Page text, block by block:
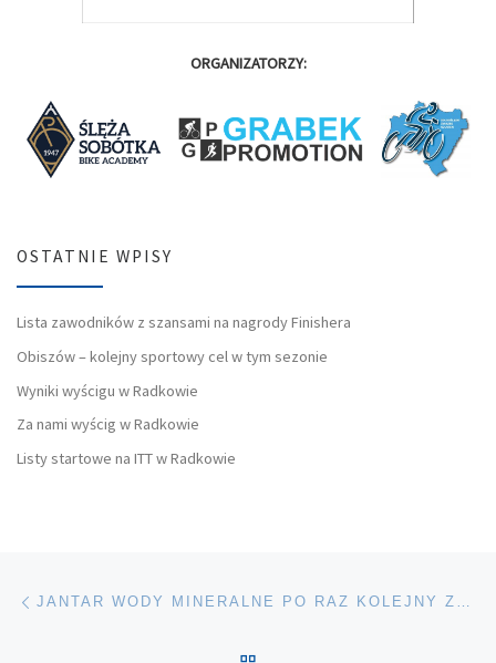
ORGANIZATORZY:
OSTATNIE WPISY
Lista zawodników z szansami na nagrody Finishera
Obiszów – kolejny sportowy cel w tym sezonie
Wyniki wyścigu w Radkowie
Za nami wyścig w Radkowie
Listy startowe na ITT w Radkowie
Nawigacja wpisu JANTAR WODY MINERALNE PO RAZ KOLEJNY ZADBAJĄ O WASZE NAWODNIENIE PO WYŚCIGU